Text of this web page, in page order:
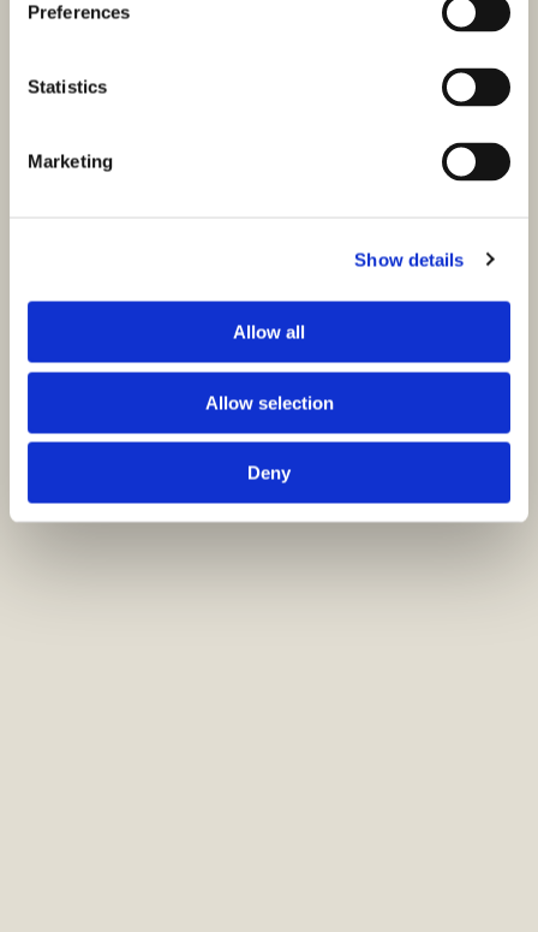
Preferences
Statistics
Marketing
Show details
Allow all
Allow selection
Deny